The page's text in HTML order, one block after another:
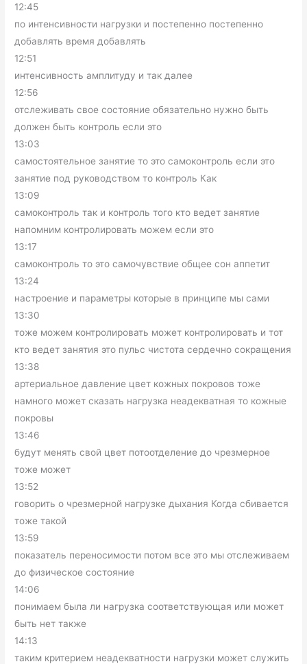
12:45
по интенсивности нагрузки и постепенно постепенно
добавлять время добавлять
12:51
интенсивность амплитуду и так далее
12:56
отслеживать свое состояние обязательно нужно быть
должен быть контроль если это
13:03
самостоятельное занятие то это самоконтроль если это
занятие под руководством то контроль Как
13:09
самоконтроль так и контроль того кто ведет занятие
напомним контролировать можем если это
13:17
самоконтроль то это самочувствие общее сон аппетит
13:24
настроение и параметры которые в принципе мы сами
13:30
тоже можем контролировать может контролировать и тот
кто ведет занятия это пульс чистота сердечно сокращения
13:38
артериальное давление цвет кожных покровов тоже
намного может сказать нагрузка неадекватная то кожные
покровы
13:46
будут менять свой цвет потоотделение до чрезмерное
тоже может
13:52
говорить о чрезмерной нагрузке дыхания Когда сбивается
тоже такой
13:59
показатель переносимости потом все это мы отслеживаем
до физическое состояние
14:06
понимаем была ли нагрузка соответствующая или может
быть нет также
14:13
таким критерием неадекватности нагрузки может служить